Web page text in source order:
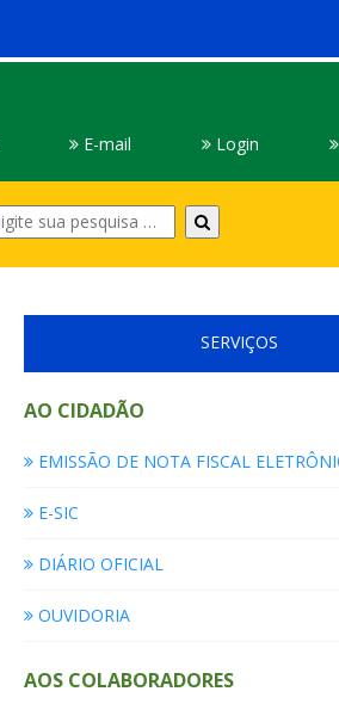
E-mail Login
Digite
sua
pesquisa
SERVIÇOS
AO CIDADÃO
EMISSÃO DE NOTA FISCAL
E-SIC
DIÁRIO OFICIAL
OUVIDORIA
AOS COLABORADORES